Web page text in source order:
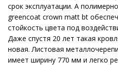
срок эксплуатации. А
greencoat crown matt bt
стойкость цвета под
Даже спустя 20 лет такая
новая. Листовая
имеет ширину 770 мм и легко